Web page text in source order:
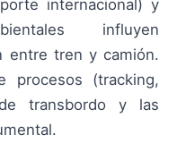
internacional) y
influyen
entre tren y camión.
procesos (tracking,
transbordo y las